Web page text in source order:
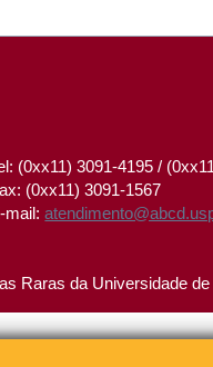
(0xx11) 3091-4195 /
(0xx11) 3091-1567
mail:
Raras da Universidade de